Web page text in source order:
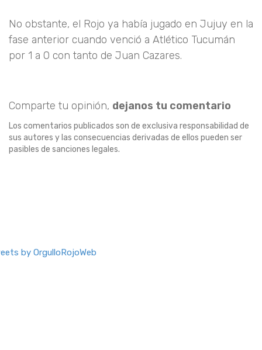
No obstante, el Rojo ya había jugado en Jujuy en la
fase anterior cuando venció a Atlético Tucumán
por 1 a 0 con tanto de Juan Cazares.
Comparte tu opinión, dejanos tu comentario
Los comentarios publicados son de exclusiva responsabilidad de
sus autores y las consecuencias derivadas de ellos pueden ser
pasibles de sanciones legales.
by OrgulloRojoWeb